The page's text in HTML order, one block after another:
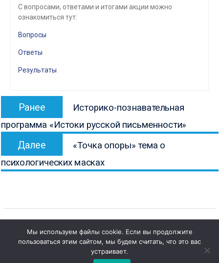
С вопросами, ответами и итогами акции можно
ознакомиться тут:
Вопросы
Ответы
Результаты
Навигация
записям
Ранее
запись:
Историко-познавательная
программа «Истоки русской письменности»
Далее
запись:
«Точка опоры» тема о
психологических масках
Copyright © Все права защищены.
КОНБ им. В.Г. Белинского
Мы используем файлы cookie. Если вы продолжите
пользоваться этим сайтом, мы будем считать, что это вас
устраивает.